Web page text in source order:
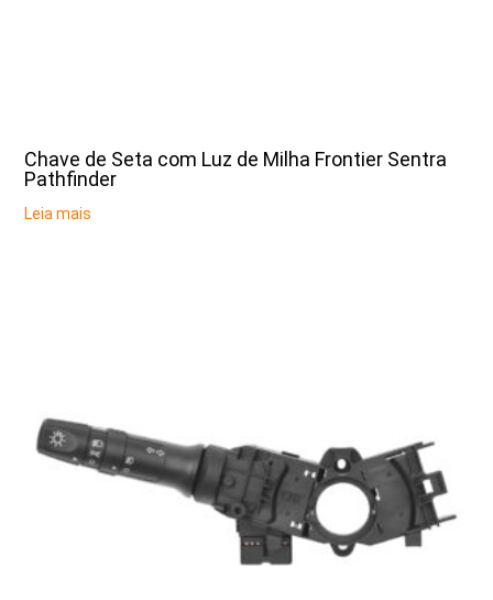
Chave de Seta com Luz de Milha Frontier Sentra
Pathfinder
Leia mais